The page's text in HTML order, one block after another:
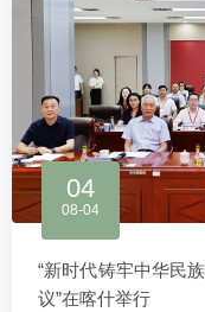
04
08-04
“新时代铸牢中华民
议”在喀什举行